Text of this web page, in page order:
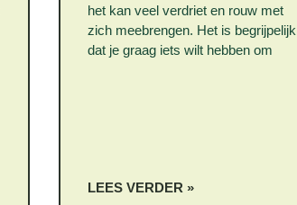
het kan veel verdriet en rouw met
zich meebrengen. Het is begrijpelijk
dat je graag iets wilt hebben om
LEES VERDER »